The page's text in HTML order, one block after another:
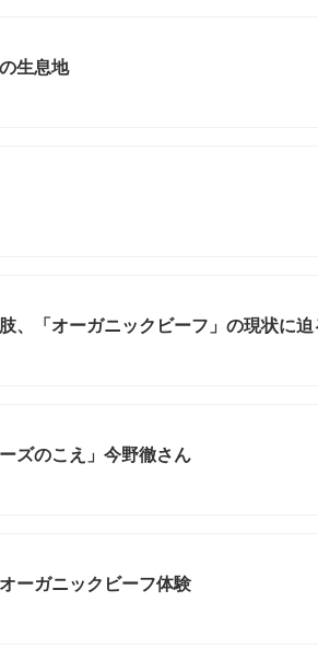
生息地
、「オーガニックビーフ」の現状に迫
ズのこえ」今野徹さん
ーガニックビーフ体験